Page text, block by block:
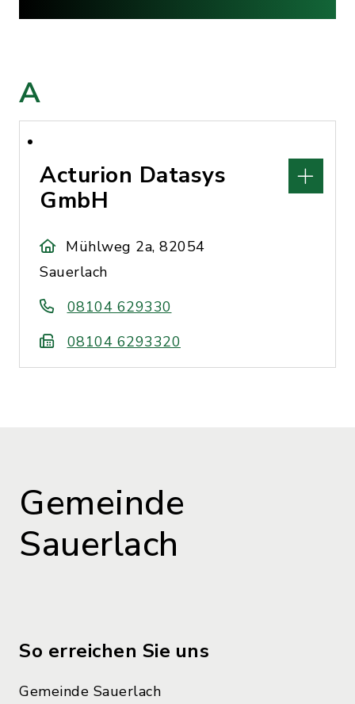
A
Acturion Datasys
GmbH
Mühlweg 2a, 82054
Sauerlach
08104 629330
08104 6293320
Gemeinde
Sauerlach
So erreichen Sie uns
Gemeinde Sauerlach